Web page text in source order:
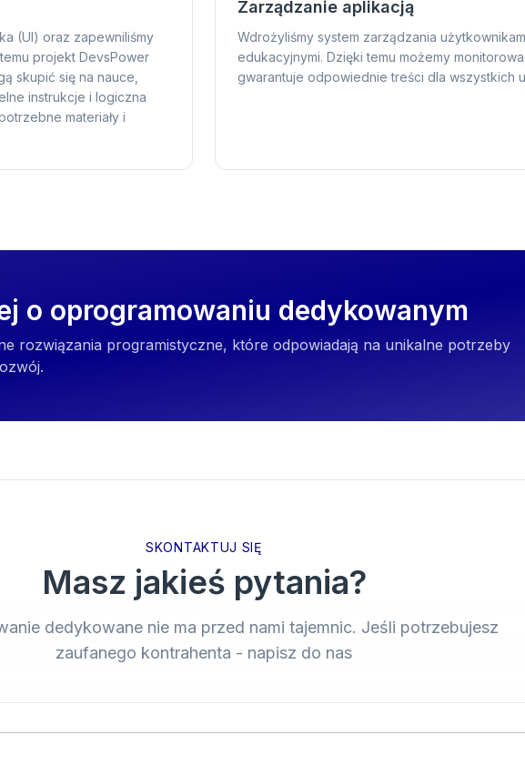
(UI) oraz zapewniliśmy
projekt DevsPower
skupić się na nauce,
instrukcje i logiczna
materiały i
Zarządzanie aplikacją
Wdrożyliśmy system zarządzania
edukacyjnymi. Dzięki temu możemy
gwarantuje odpowiednie treści dla wszystkich
o oprogramowaniu dedykowanym
rozwiązania programistyczne, które odpowiadają na unikalne potrzeby
SKONTAKTUJ SIĘ
Masz jakieś pytania?
dedykowane nie ma przed nami tajemnic. Jeśli potrzebujesz
zaufanego kontrahenta - napisz do nas